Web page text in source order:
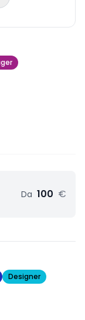
Da 100 €
Designer